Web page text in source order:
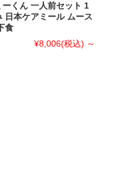
ーくん 一人前セット 1
日本ケアミール ムース
食
¥8,006(税込) ～